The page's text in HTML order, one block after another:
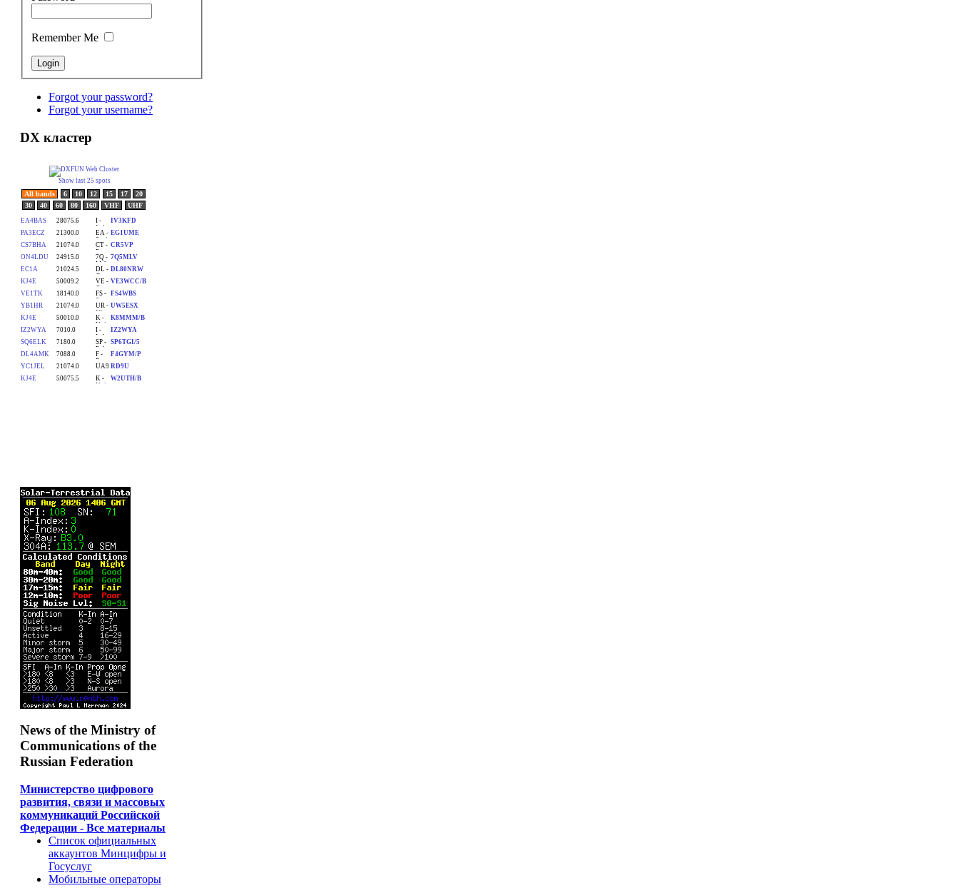
Remember Me
Forgot your password?
Forgot your username?
DX кластер
News of the Ministry of
Communications of the
Russian Federation
Министерство цифрового
развития, связи и массовых
коммуникаций Российской
Федерации - Все материалы
Список официальных
аккаунтов Минцифры и
Госуслуг
Мобильные операторы